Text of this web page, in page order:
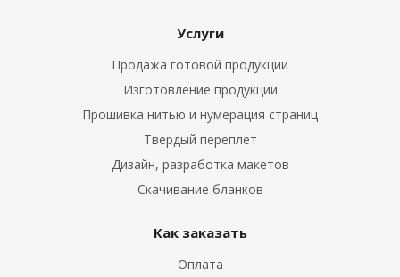
Услуги
Продажа готовой продукции
Изготовление продукции
Прошивка нитью и нумерация страниц
Твердый переплет
Дизайн, разработка макетов
Скачивание бланков
Как заказать
Оплата